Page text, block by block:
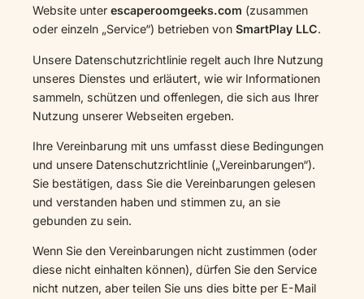
Website unter escaperoomgeeks.com (zusammen
oder einzeln „Service“) betrieben von SmartPlay LLC.
Unsere Datenschutzrichtlinie regelt auch Ihre Nutzung
unseres Dienstes und erläutert, wie wir Informationen
sammeln, schützen und offenlegen, die sich aus Ihrer
Nutzung unserer Webseiten ergeben.
Ihre Vereinbarung mit uns umfasst diese Bedingungen
und unsere Datenschutzrichtlinie („Vereinbarungen“).
Sie bestätigen, dass Sie die Vereinbarungen gelesen
und verstanden haben und stimmen zu, an sie
gebunden zu sein.
Wenn Sie den Vereinbarungen nicht zustimmen (oder
diese nicht einhalten können), dürfen Sie den Service
nicht nutzen, aber teilen Sie uns dies bitte per E-Mail